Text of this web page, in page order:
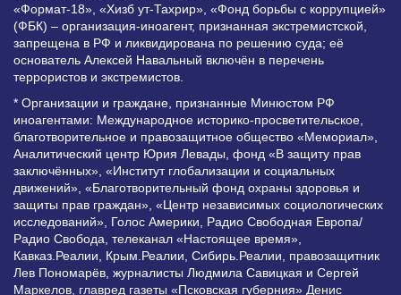
«Формат-18», «Хизб ут-Тахрир», «Фонд борьбы с коррупцией»
(ФБК) – организация-иноагент, признанная экстремистской,
запрещена в РФ и ликвидирована по решению суда; её
основатель Алексей Навальный включён в перечень
террористов и экстремистов.
* Организации и граждане, признанные Минюстом РФ
иноагентами: Международное историко-просветительское,
благотворительное и правозащитное общество «Мемориал»,
Аналитический центр Юрия Левады, фонд «В защиту прав
заключённых», «Институт глобализации и социальных
движений», «Благотворительный фонд охраны здоровья и
защиты прав граждан», «Центр независимых социологических
исследований», Голос Америки, Радио Свободная Европа/
Радио Свобода, телеканал «Настоящее время»,
Кавказ.Реалии, Крым.Реалии, Сибирь.Реалии, правозащитник
Лев Пономарёв, журналисты Людмила Савицкая и Сергей
Маркелов, главред газеты «Псковская губерния» Денис